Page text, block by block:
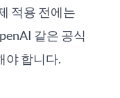
적용 전에는
같은 공식
야 합니다.